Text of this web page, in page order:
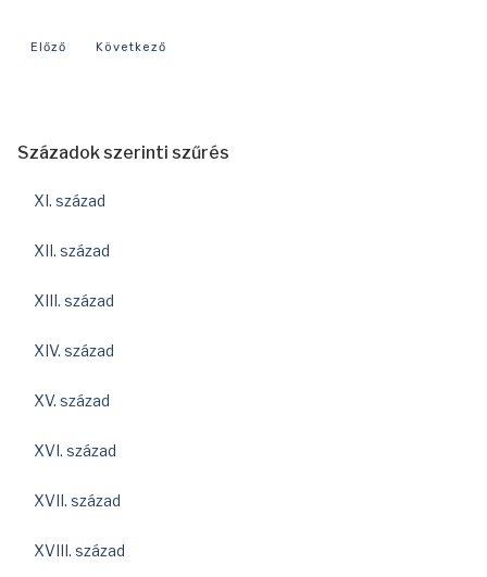
Előző cikk: 1908-as év eseményei
Előző Következő cikk: 1898-as év eseményei
Következő
Századok szerinti szűrés
XI. század
XII. század
XIII. század
XIV. század
XV. század
XVI. század
XVII. század
XVIII. század